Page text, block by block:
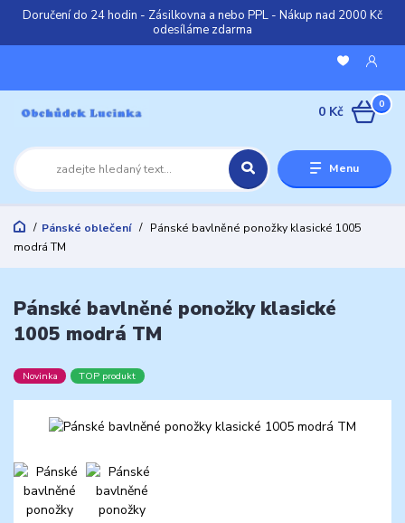
Doručení do 24 hodin - Zásilkovna a nebo PPL - Nákup nad 2000 Kč
odesíláme zdarma
Menu
0
0 Kč
Pánské oblečení
Pánské bavlněné ponožky klasické 1005
modrá TM
Pánské bavlněné ponožky klasické
1005 modrá TM
Novinka TOP produkt